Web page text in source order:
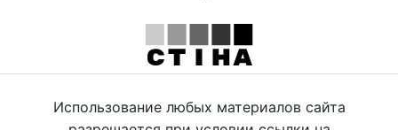
Использование любых материалов сайта